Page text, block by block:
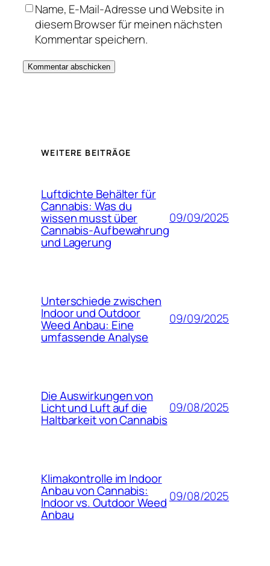
Name, E-Mail-Adresse und Website in
diesem Browser für meinen nächsten
Kommentar speichern.
WEITERE BEITRÄGE
Luftdichte Behälter für
Cannabis: Was du
wissen musst über
Cannabis-Aufbewahrung
und Lagerung
09/09/2025
Unterschiede zwischen
Indoor und Outdoor
Weed Anbau: Eine
umfassende Analyse
09/09/2025
Die Auswirkungen von
Licht und Luft auf die
Haltbarkeit von Cannabis
09/08/2025
Klimakontrolle im Indoor
Anbau von Cannabis:
Indoor vs. Outdoor Weed
Anbau
09/08/2025